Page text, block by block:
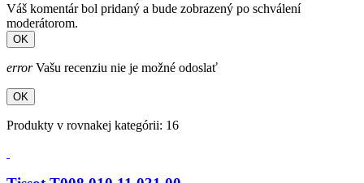
Váš komentár bol pridaný a bude zobrazený po schválení
moderátorom.
OK
errorVašu recenziu nie je možné odoslať
OK
Produkty v rovnakej kategórii: 16